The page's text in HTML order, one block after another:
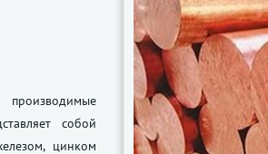
собой
цинком